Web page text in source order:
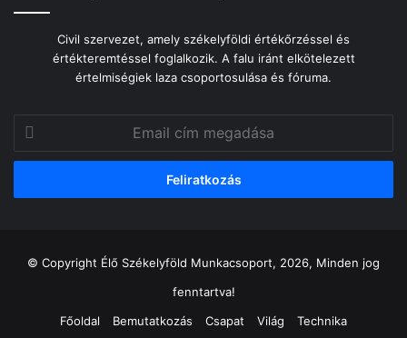
Civil szervezet, amely székelyföldi értékőrzéssel és
értékteremtéssel foglalkozik. A falu iránt elkötelezett
értelmiségiek laza csoportosulása és fóruma.
Email
cím
megadása
© Copyright Élő Székelyföld Munkacsoport, 2026, Minden jog
fenntartva!
Főoldal
Bemutatkozás Csapat Világ Technika